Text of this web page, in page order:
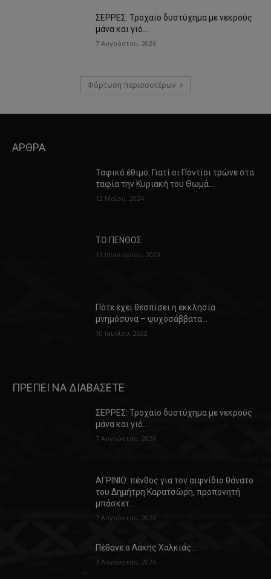
ΣΕΡΡΕΣ: Τροχαίο δυστύχημα με νεκρούς
μάνα και γιό…
7 Αυγούστου, 2026
Φόρτωση περισσοτέρων
ΑΡΘΡΑ
Ταφικό έθιμο: Γιατί οι Πόντιοι τρώνε στα
ταφία την Κυριακή του Θωμά…
12 Μαΐου, 2024
ΤΟ ΠΕΝΘΟΣ
13 Ιανουαρίου, 2023
Πότε έχει θεσπίσει η εκκλησία
μνημόσυνα – ψυχοσάββατα…
10 Ιουνίου, 2022
ΠΡΕΠΕΙ ΝΑ ΔΙΑΒΑΣΕΤΕ
ΣΕΡΡΕΣ: Τροχαίο δυστύχημα με νεκρούς
μάνα και γιό…
7 Αυγούστου, 2026
ΑΓΡΙΝΙΟ: πένθος για τον αιφνίδιο θάνατο
του Δημήτρη Καρατσώρη, προπονητή
μπάσκετ…
7 Αυγούστου, 2026
Πέθανε ο Λάκης Χαλκιάς…
3 Αυγούστου, 2026